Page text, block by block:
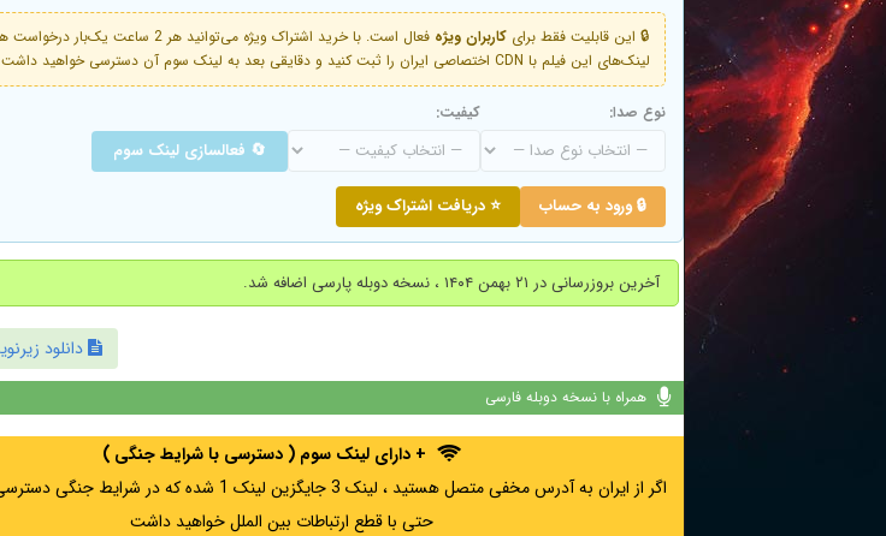
🔒 این قابلیت فقط برای کاربران ویژه
فعال است. با خرید اشتراک ویژه می‌توانید هر 2 ساعت
لینک‌های این فیلم با CDN اختصاصی ایران را ثبت کنید و دقایقی بعد به لینک سوم آن دسترسی خواهید داشت
نوع صدا: کیفیت:
🔄 فعالسازی لینک سوم
🔒 ورود به حساب ⭐ دریافت اشتراک ویژه
آخرین بروزرسانی در ۲۱ بهمن ۱۴۰۴ ، نسخه دوبله پارسی اضافه شد.
دانلود
همراه با نسخه دوبله فارسی
+ دارای لینک سوم ( دسترسی با شرایط جنگی )
اگر از ایران به آدرس مخفی متصل هستید ، لینک 3 جایگزین لینک 1 شده
حتی با قطع ارتباطات بین الملل خواهید داشت